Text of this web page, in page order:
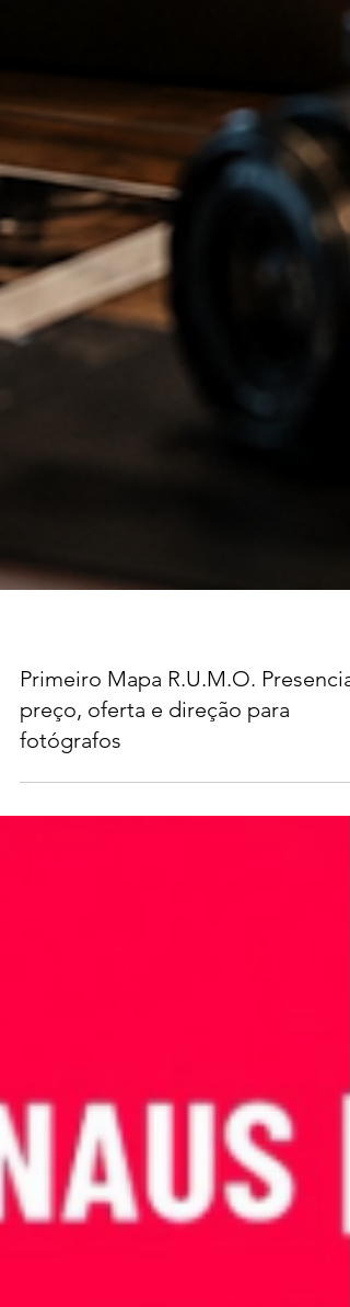
Primeiro Mapa R.U.M.O.
preço, oferta e direção para
fotógrafos